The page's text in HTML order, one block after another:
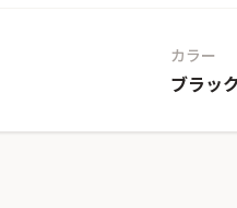
カラー
ブラッ